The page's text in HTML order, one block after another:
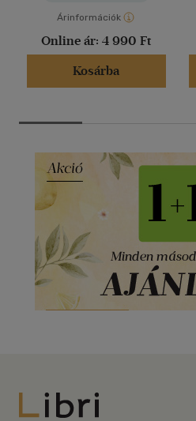
Árinformációk
Online ár: 4 990 Ft
Kosárba
Libri